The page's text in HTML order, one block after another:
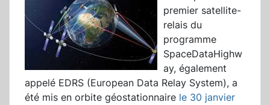
premier satellite-
relais du
programme
SpaceDataHighw
ay, également
appelé EDRS (European Data Relay System), a
été mis en orbite géostationnaire le 30 janvier